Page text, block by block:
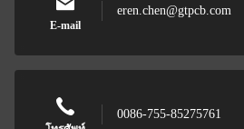
E-mail
eren.chen@gtpcb.com
0086-755-85275761